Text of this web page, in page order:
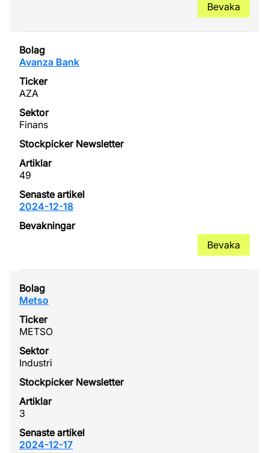
Bevaka
Avanza Bank
AZA
Finans
49
2024-12-18
Bevaka
Metso
METSO
Industri
3
2024-12-17